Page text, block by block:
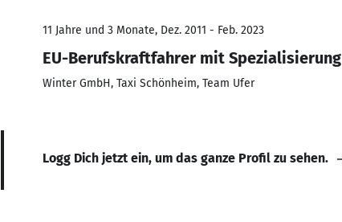
11 Jahre und 3 Monate, Dez. 2011 - Feb. 2023
EU-Berufskraftfahrer mit Spezialisierung
Winter GmbH, Taxi Schönheim, Team Ufer
Logg Dich jetzt ein, um das ganze Profil zu sehen.